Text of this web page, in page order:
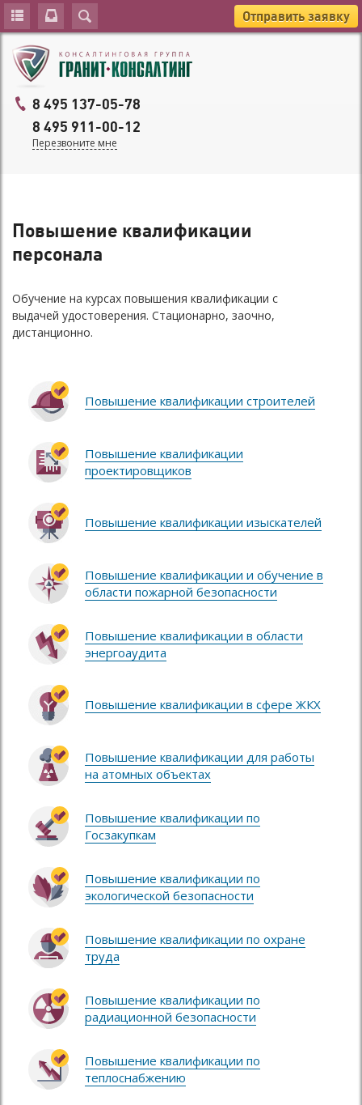
Отправить заявку
8 495 137-05-78
8 495 911-00-12
Перезвоните мне
Повышение квалификации
персонала
Обучение на курсах повышения квалификации с
выдачей удостоверения. Стационарно, заочно,
дистанционно.
Повышение квалификации строителей
Повышение квалификации
проектировщиков
Повышение квалификации изыскателей
Повышение квалификации и обучение в
области пожарной безопасности
Повышение квалификации в области
энергоаудита
Повышение квалификации в сфере ЖКХ
Повышение квалификации для работы
на атомных объектах
Повышение квалификации по
Госзакупкам
Повышение квалификации по
экологической безопасности
Повышение квалификации по охране
труда
Повышение квалификации по
радиационной безопасности
Повышение квалификации по
теплоснабжению